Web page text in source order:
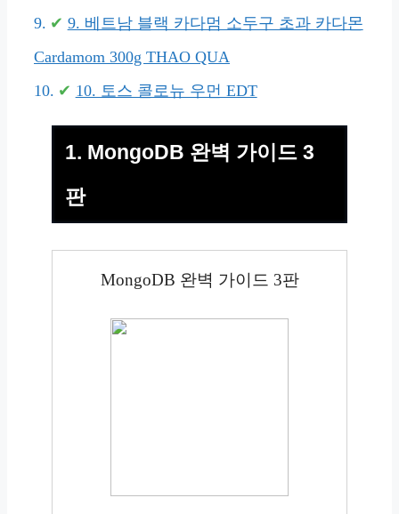
9. 베트남 블랙 카다멈 소두구 초과 카다몬
Cardamom 300g THAO QUA
10. 토스 콜로뉴 우먼 EDT
1. MongoDB 완벽 가이드 3
판
MongoDB 완벽 가이드 3판